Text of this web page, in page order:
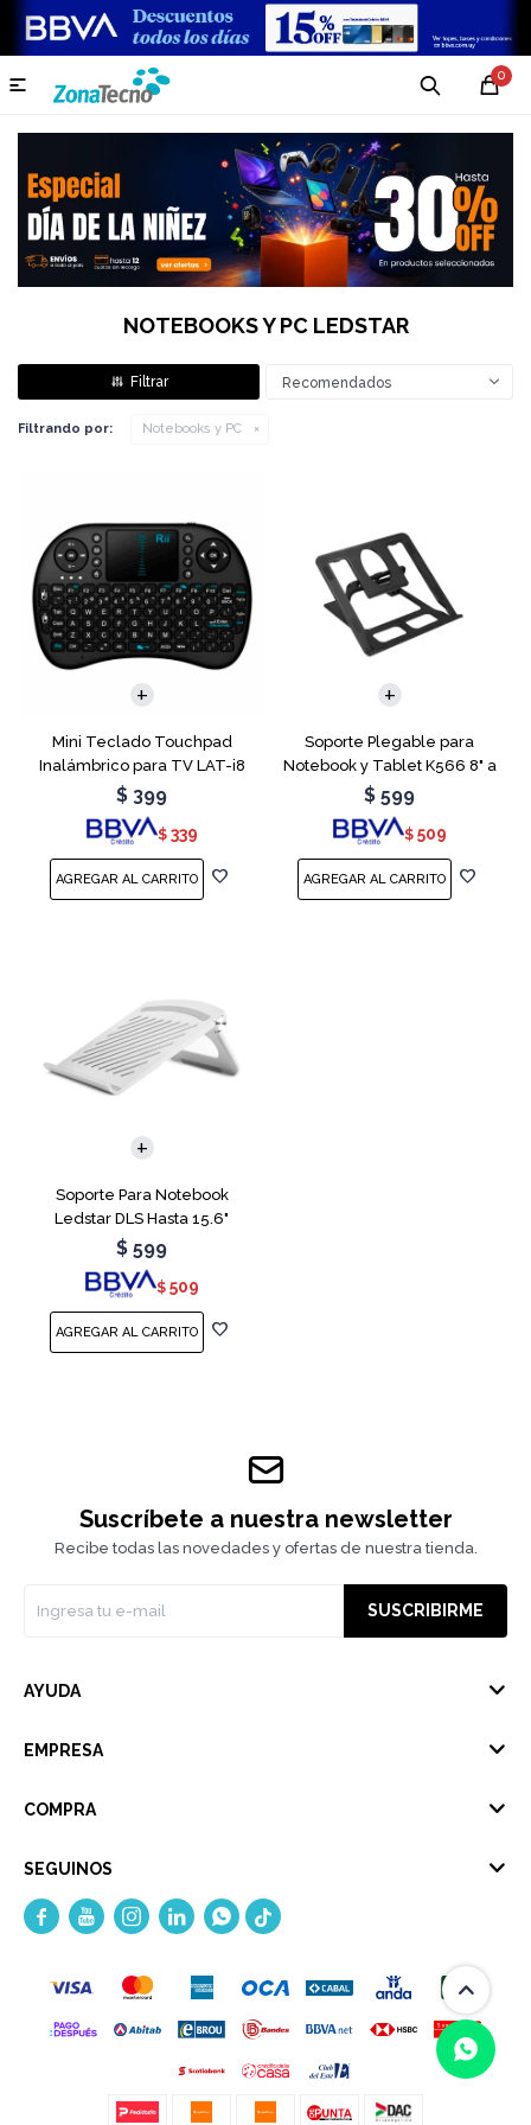
0

NOTEBOOKS Y PC LEDSTAR
Recomendados
Filtrando por: Notebooks y PC
Mini Teclado Touchpad
Inalámbrico para TV LAT-i8
$ 399
$ 339
Soporte Plegable para
Notebook y Tablet K566 8" a
15.6"
$ 599
$ 509
Soporte Para Notebook
Ledstar DLS Hasta 15.6"
$ 599
$ 509
Suscríbete a nuestra newsletter
Recibe todas las novedades y ofertas de nuestra tienda.
SUSCRIBIRME
AYUDA
EMPRESA
COMPRA
SEGUINOS
    